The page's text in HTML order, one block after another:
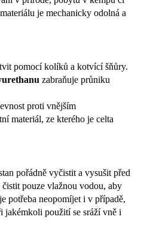
je mechanicky odolná a
pomocí kolíků a kotvící šňůry.
zabraňuje průniku
proti vnějším
materiál, ze kterého je celta
pořádně vyčistit a vysušit před
pouze vlažnou vodou, aby
potřeba neopomíjet i v případě,
jakémkoli použití se sráží vně i